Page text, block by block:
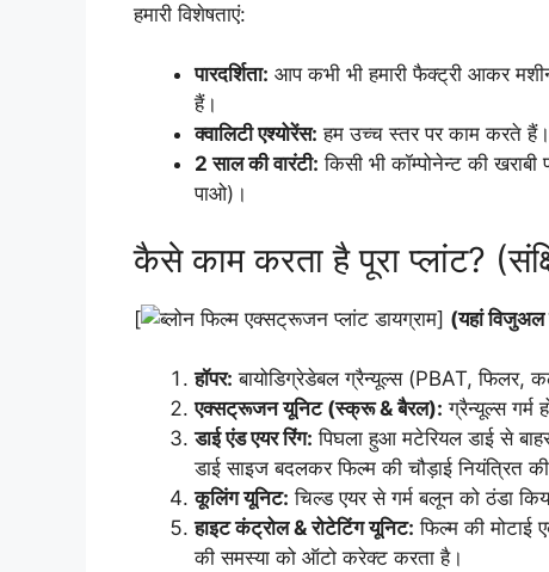
हमारी विशेषताएं:
पारदर्शिता: आप कभी भी हमारी फैक्ट्री आकर
हैं।
क्वालिटी एश्योरेंस: हम उच्च स्तर पर काम करते हैं।
2 साल की वारंटी: किसी भी कॉम्पोनेन्ट की खराबी
पाओ)।
कैसे काम करता है पूरा प्लांट?
[ ] (यहां विजुअल
हॉपर: बायोडिग्रेडेबल ग्रैन्यूल्स (PBAT, फिलर,
एक्सट्रूजन यूनिट (स्क्रू & बैरल): ग्रैन्यूल्स गर्म
डाई एंड एयर रिंग: पिघला हुआ मटेरियल डाई से
डाई साइज बदलकर फिल्म की चौड़ाई नियंत्रित
कूलिंग यूनिट: चिल्ड एयर से गर्म बलून को ठंडा
हाइट कंट्रोल & रोटेटिंग यूनिट: फिल्म की मोटाई
की समस्या को ऑटो करेक्ट करता है।